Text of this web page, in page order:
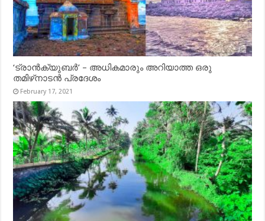
‘ട്രാൻക്യുബർ’ – അധികമാരും അറിയാത്ത ഒരു
തമിഴ്‌നാടൻ പ്രദേശം
February 17, 2021